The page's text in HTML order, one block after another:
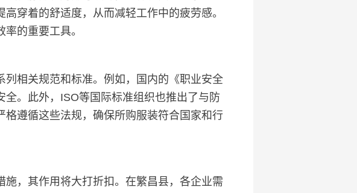
穿着的舒适度，从而减轻工作中的疲劳感。
的重要工具。
相关规范和标准。例如，国内的《职业安全
。此外，ISO等国际标准组织也推出了与防
遵循这些法规，确保所购服装符合国家和行
，其作用将大打折扣。在繁昌县，各企业需